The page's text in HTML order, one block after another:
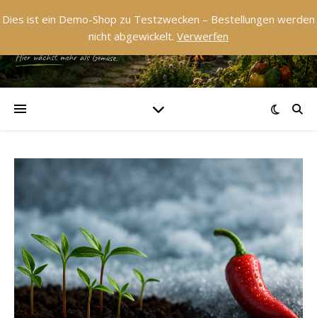
Dies ist ein Demo-Shop zu Testzwecken – Bestellungen werden
nicht abgewickelt. Verwerfen